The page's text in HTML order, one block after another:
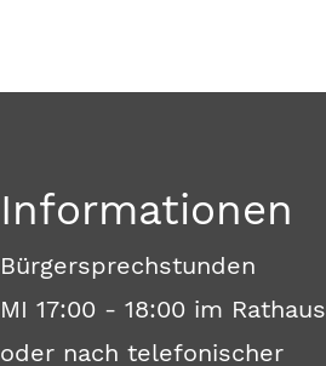
Informationen
Bürgersprechstunden
MI 17:00 - 18:00 im Rathaus
oder nach telefonischer